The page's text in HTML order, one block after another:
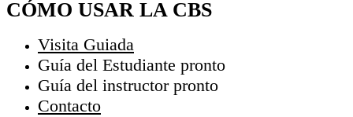
CÓMO USAR LA CBS
Visita Guiada
Guía del Estudiante pronto
Guía del instructor pronto
Contacto